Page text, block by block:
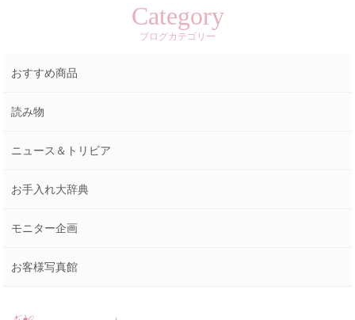
Category
ブログカテゴリー
おすすめ商品
読み物
ニュース＆トリビア
お手入れ大辞典
モニター企画
お客様写真館